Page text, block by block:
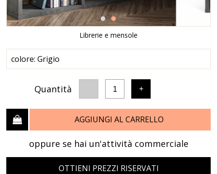
Librerie e mensole
colore: Grigio
Quantità 1 +
AGGIUNGI AL CARRELLO
oppure se hai un'attività commerciale
OTTIENI PREZZI RISERVATI